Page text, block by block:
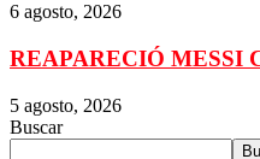
6 agosto, 2026
REAPARECIÓ MESSI
5 agosto, 2026
Buscar